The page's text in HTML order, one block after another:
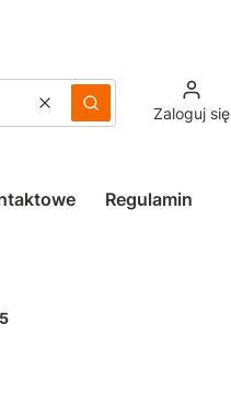
WyczyśćSzukaj Zaloguj się
Regulamin